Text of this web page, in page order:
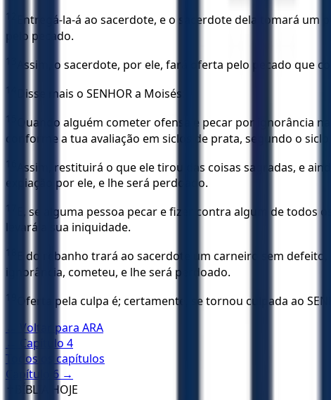
12
Entregá-la-á ao sacerdote, e o sacerdote dela tomará
pelo pecado.
13 Assim, o sacerdote, por ele, fará oferta pelo pecado que
14 Disse mais o SENHOR a Moisés:
15
Quando alguém cometer ofensa e pecar por ignorância
conforme a tua avaliação em siclos de prata, segundo o
16
Assim, restituirá o que ele tirou das coisas sagradas, e
expiação por ele, e lhe será perdoado.
17
E, se alguma pessoa pecar e fizer contra algum de todos
levará a sua iniquidade.
18
E do rebanho trará ao sacerdote um carneiro sem
ignorância, cometeu, e lhe será perdoado.
19
Oferta pela culpa é; certamente, se tornou culpada ao
← Voltar para ARA
← Capítulo 4
Todos os capítulos
Capítulo
6 →
BÍBLIA HOJE